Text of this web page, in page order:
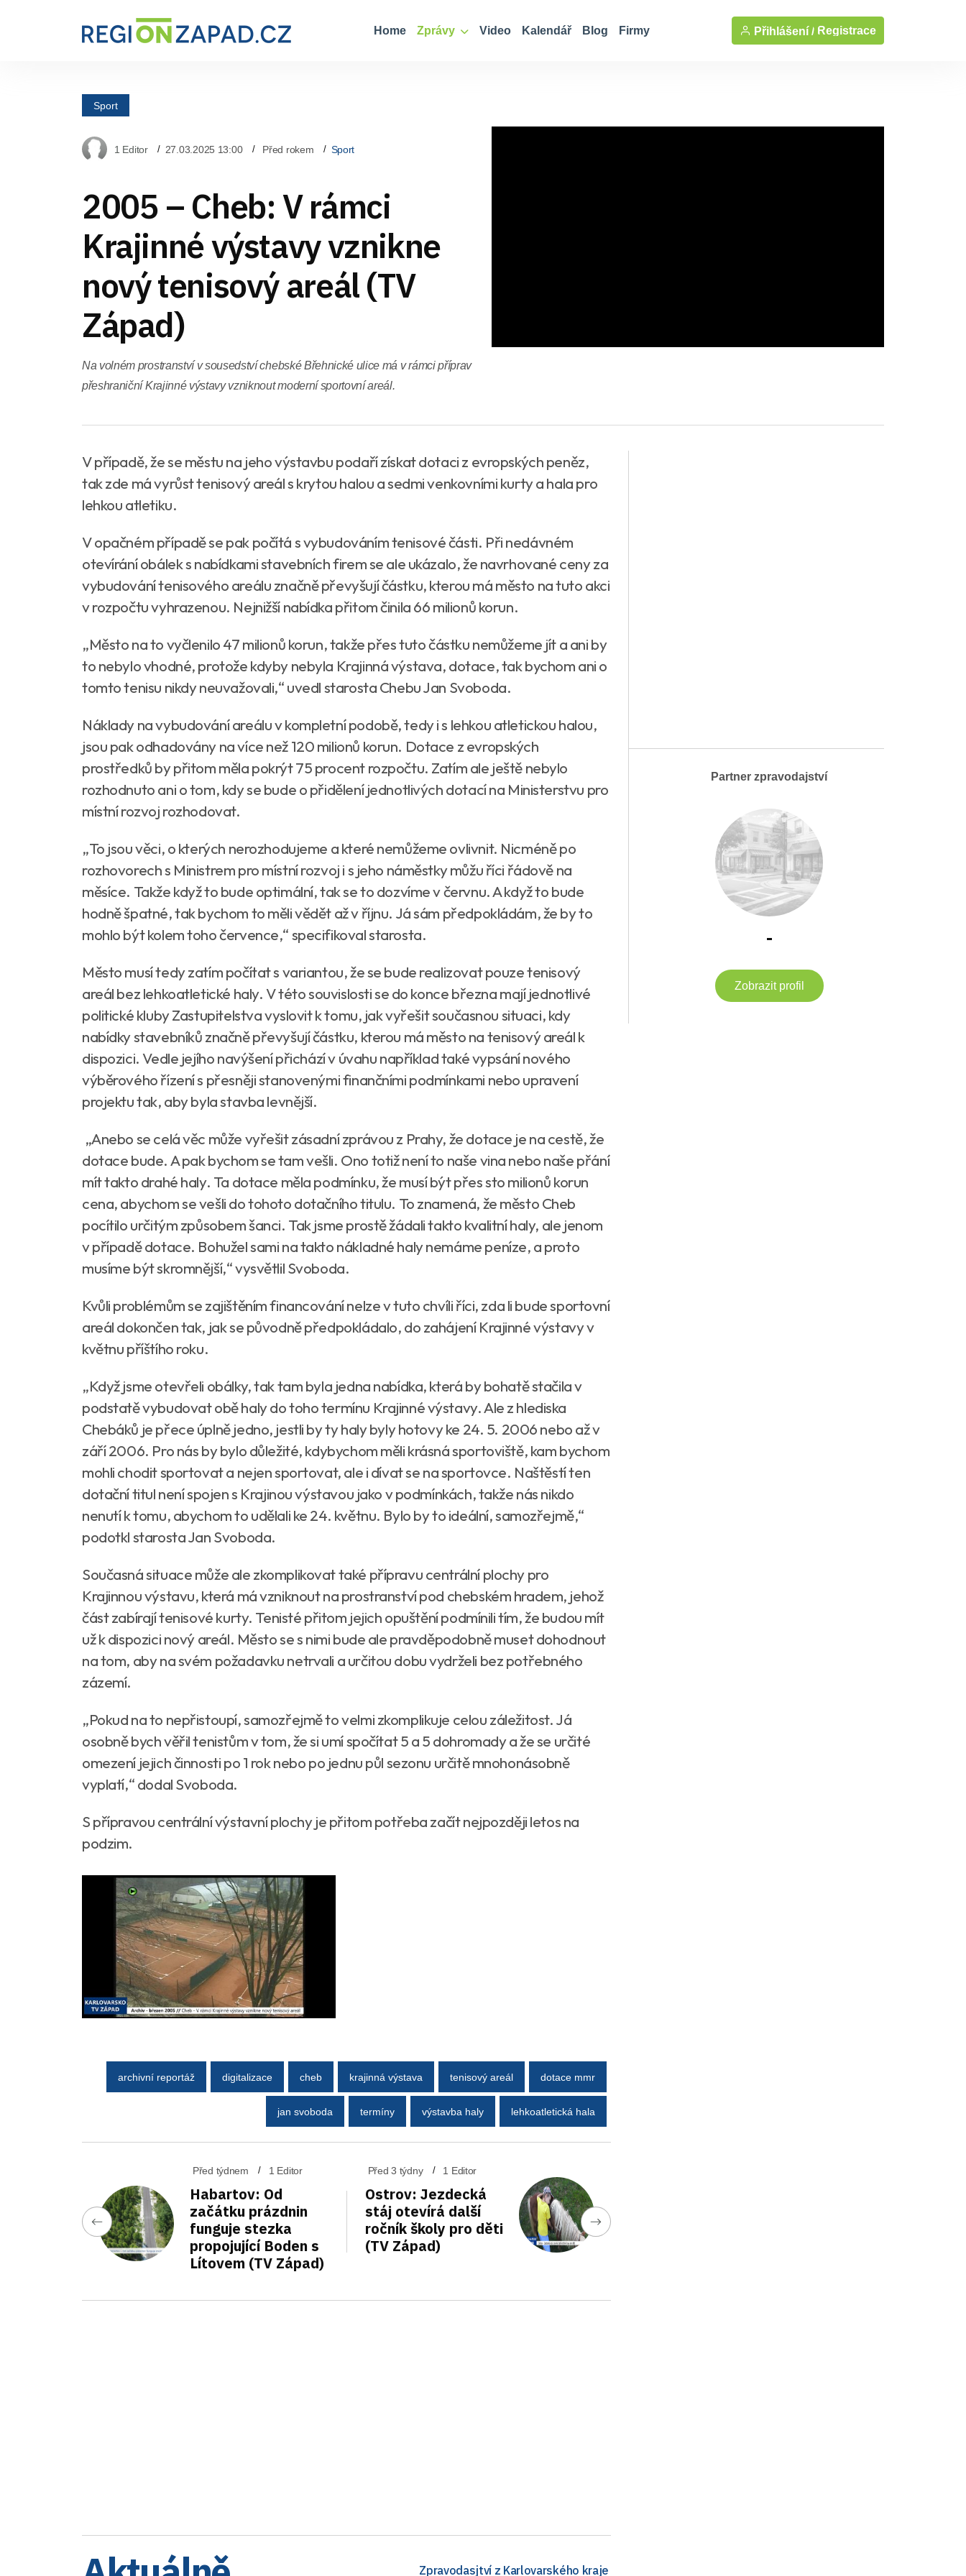
Home Zprávy Video Kalendář Blog Firmy Přihlášení / Registrace
Sport
1 Editor 27.03.2025 13:00 Před rokem Sport
2005 – Cheb: V rámci
Krajinné výstavy vznikne
nový tenisový areál (TV
Západ)
Na volném prostranství v sousedství chebské Břehnické ulice má v rámci příprav
přeshraniční Krajinné výstavy vzniknout moderní sportovní areál.
V případě, že se městu na jeho výstavbu podaří získat dotaci z evropských peněz,
tak zde má vyrůst tenisový areál s krytou halou a sedmi venkovními kurty a hala pro
lehkou atletiku.
V opačném případě se pak počítá s vybudováním tenisové části. Při nedávném
otevírání obálek s nabídkami stavebních firem se ale ukázalo, že navrhované ceny za
vybudování tenisového areálu značně převyšují částku, kterou má město na tuto akci
v rozpočtu vyhrazenou. Nejnižší nabídka přitom činila 66 milionů korun.
„Město na to vyčlenilo 47 milionů korun, takže přes tuto částku nemůžeme jít a ani by
to nebylo vhodné, protože kdyby nebyla Krajinná výstava, dotace, tak bychom ani o
tomto tenisu nikdy neuvažovali,“ uvedl starosta Chebu Jan Svoboda.
Náklady na vybudování areálu v kompletní podobě, tedy i s lehkou atletickou halou,
jsou pak odhadovány na více než 120 milionů korun. Dotace z evropských
prostředků by přitom měla pokrýt 75 procent rozpočtu. Zatím ale ještě nebylo
rozhodnuto ani o tom, kdy se bude o přidělení jednotlivých dotací na Ministerstvu pro
místní rozvoj rozhodovat.
„To jsou věci, o kterých nerozhodujeme a které nemůžeme ovlivnit. Nicméně po
rozhovorech s Ministrem pro místní rozvoj i s jeho náměstky můžu říci řádově na
měsíce. Takže když to bude optimální, tak se to dozvíme v červnu. A když to bude
hodně špatné, tak bychom to měli vědět až v říjnu. Já sám předpokládám, že by to
mohlo být kolem toho července,“ specifikoval starosta.
Město musí tedy zatím počítat s variantou, že se bude realizovat pouze tenisový
areál bez lehkoatletické haly. V této souvislosti se do konce března mají jednotlivé
politické kluby Zastupitelstva vyslovit k tomu, jak vyřešit současnou situaci, kdy
nabídky stavebníků značně převyšují částku, kterou má město na tenisový areál k
dispozici. Vedle jejího navýšení přichází v úvahu například také vypsání nového
výběrového řízení s přesněji stanovenými finančními podmínkami nebo upravení
projektu tak, aby byla stavba levnější.
„Anebo se celá věc může vyřešit zásadní zprávou z Prahy, že dotace je na cestě, že
dotace bude. A pak bychom se tam vešli. Ono totiž není to naše vina nebo naše přání
mít takto drahé haly. Ta dotace měla podmínku, že musí být přes sto milionů korun
cena, abychom se vešli do tohoto dotačního titulu. To znamená, že město Cheb
pocítilo určitým způsobem šanci. Tak jsme prostě žádali takto kvalitní haly, ale jenom
v případě dotace. Bohužel sami na takto nákladné haly nemáme peníze, a proto
musíme být skromnější,“ vysvětlil Svoboda.
Kvůli problémům se zajištěním financování nelze v tuto chvíli říci, zda li bude sportovní
areál dokončen tak, jak se původně předpokládalo, do zahájení Krajinné výstavy v
květnu příštího roku.
„Když jsme otevřeli obálky, tak tam byla jedna nabídka, která by bohatě stačila v
podstatě vybudovat obě haly do toho termínu Krajinné výstavy. Ale z hlediska
Chebáků je přece úplně jedno, jestli by ty haly byly hotovy ke 24. 5. 2006 nebo až v
září 2006. Pro nás by bylo důležité, kdybychom měli krásná sportoviště, kam bychom
mohli chodit sportovat a nejen sportovat, ale i dívat se na sportovce. Naštěstí ten
dotační titul není spojen s Krajinou výstavou jako v podmínkách, takže nás nikdo
nenutí k tomu, abychom to udělali ke 24. květnu. Bylo by to ideální, samozřejmě,“
podotkl starosta Jan Svoboda.
Současná situace může ale zkomplikovat také přípravu centrální plochy pro
Krajinnou výstavu, která má vzniknout na prostranství pod chebském hradem, jehož
část zabírají tenisové kurty. Tenisté přitom jejich opuštění podmínili tím, že budou mít
už k dispozici nový areál. Město se s nimi bude ale pravděpodobně muset dohodnout
na tom, aby na svém požadavku netrvali a určitou dobu vydrželi bez potřebného
zázemí.
„Pokud na to nepřistoupí, samozřejmě to velmi zkomplikuje celou záležitost. Já
osobně bych věřil tenistům v tom, že si umí spočítat 5 a 5 dohromady a že se určité
omezení jejich činnosti po 1 rok nebo po jednu půl sezonu určitě mnohonásobně
vyplatí,“ dodal Svoboda.
S přípravou centrální výstavní plochy je přitom potřeba začít nejpozději letos na
podzim.
archivní reportáž digitalizace cheb krajinná výstava tenisový areál dotace mmr
jan svoboda termíny výstavba haly lehkoatletická hala
Před týdnem 1 Editor
Habartov: Od
začátku prázdnin
funguje stezka
propojující Boden s
Lítovem (TV Západ)
Před 3 týdny 1 Editor
Ostrov: Jezdecká
stáj otevírá další
ročník školy pro děti
(TV Západ)
Zpravodasjtví z Karlovarského kraje
Partner zpravodajství
-
Zobrazit profil